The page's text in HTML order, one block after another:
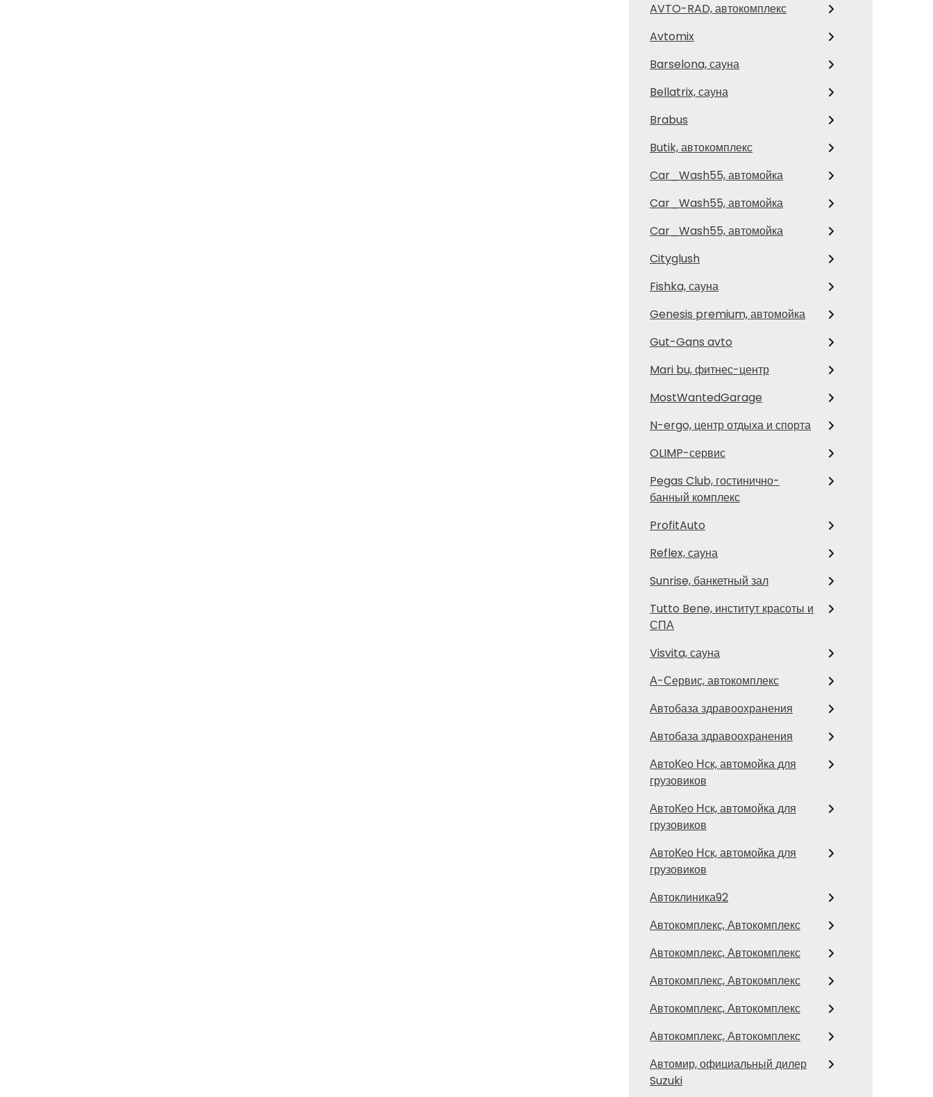
AVTO-RAD, автокомплекс
Avtomix
Barselona, сауна
Bellatrix, сауна
Brabus
Butik, автокомплекс
Car_Wash55, автомойка
Car_Wash55, автомойка
Car_Wash55, автомойка
Cityglush
Fishka, сауна
Genesis premium, автомойка
Gut-Gans avto
Mari bu, фитнес-центр
MostWantedGarage
N-ergo, центр отдыха и спорта
OLIMP-сервис
Pegas Club, гостинично-
банный комплекс
ProfitAuto
Reflex, сауна
Sunrise, банкетный зал
Tutto Bene, институт красоты и
СПА
Visvita, сауна
А-Сервис, автокомплекс
Автобаза здравоохранения
Автобаза здравоохранения
АвтоКео Нск, автомойка для
грузовиков
АвтоКео Нск, автомойка для
грузовиков
АвтоКео Нск, автомойка для
грузовиков
Автоклиника92
Автокомплекс, Автокомплекс
Автокомплекс, Автокомплекс
Автокомплекс, Автокомплекс
Автокомплекс, Автокомплекс
Автокомплекс, Автокомплекс
Автомир, официальный дилер
Suzuki